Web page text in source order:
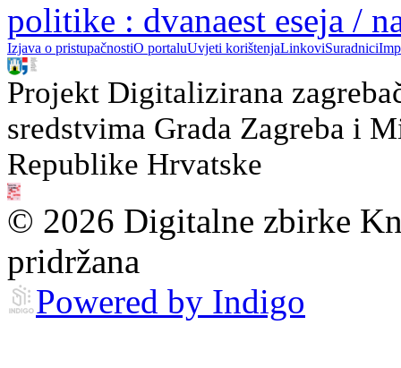
politike : dvanaest eseja /
Izjava o pristupačnostiO portaluUvjeti korištenjaLinkoviSuradnici
Projekt Digitalizirana
sredstvima Grada Zagreba i
Republike Hrvatske
© 2026 Digitalne zbirke
pridržana
Powered by Indigo